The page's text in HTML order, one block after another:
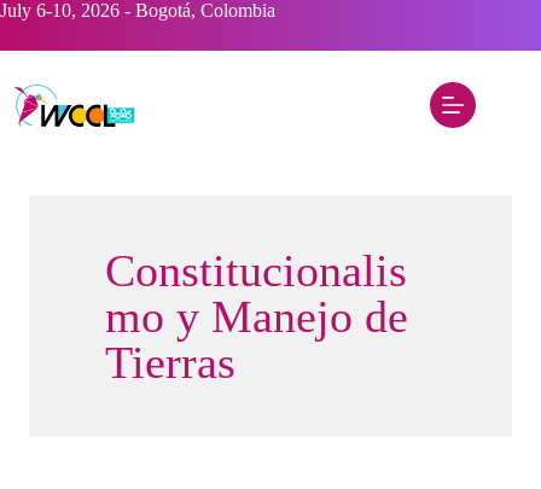
Saltar
contenido
July 6-10, 2026 - Bogotá, Colombia
Constitucionalis
mo y Manejo de
Tierras